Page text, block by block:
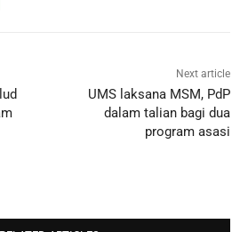
Next article
UMS laksana MSM, PdP
dalam talian bagi dua
program asasi